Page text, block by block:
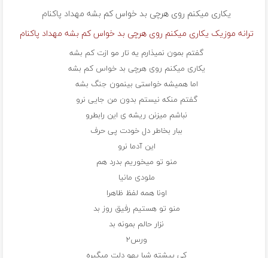
یکاری میکنم روی هرچی بد خواس کم بشه مهداد پاکنام
ترانه موزیک یکاری میکنم روی هرچی بد خواس کم بشه مهداد پاکنام
گفتم بمون نمیذارم یه تار مو ازت کم بشه
یکاری میکنم روی هرچی بد خواس کم بشه
اما همیشه خواستی بینمون جنگ بشه
گفتم منکه نیستم بدون من جایی نرو
نباشم میزنن ریشه ی این رابطرو
ببار بخاطر دل خودت پی حرف
این آدما نرو
منو تو میخوریم بدرد هم
ملودی مانیا
اونا همه لفظ ظاهرا
منو تو هستیم رفیق روز بد
نزار حالم بمونه بد
ورس۲
کی پیشته شبا یهو دلت میگیره